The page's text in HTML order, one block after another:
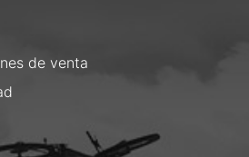
de venta